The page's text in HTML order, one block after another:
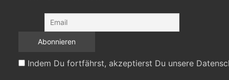
Indem Du fortfährst, akzeptierst Du unsere